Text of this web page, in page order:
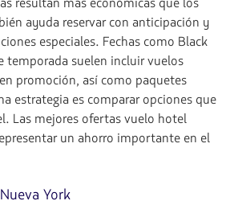
ayuda reservar con anticipación y
especiales. Fechas como Black
temporada suelen incluir vuelos
promoción, así como paquetes
estrategia es comparar opciones que
Las mejores ofertas vuelo hotel
un ahorro importante en el
York